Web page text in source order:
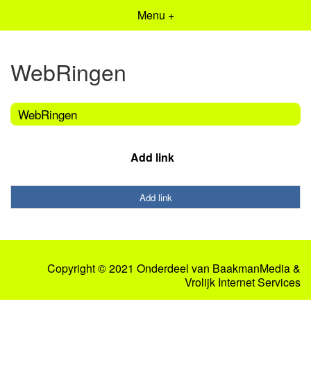
Menu +
WebRingen
WebRingen
Add link
Add link
Copyright © 2021 Onderdeel van BaakmanMedia&
Vrolijk Internet Services